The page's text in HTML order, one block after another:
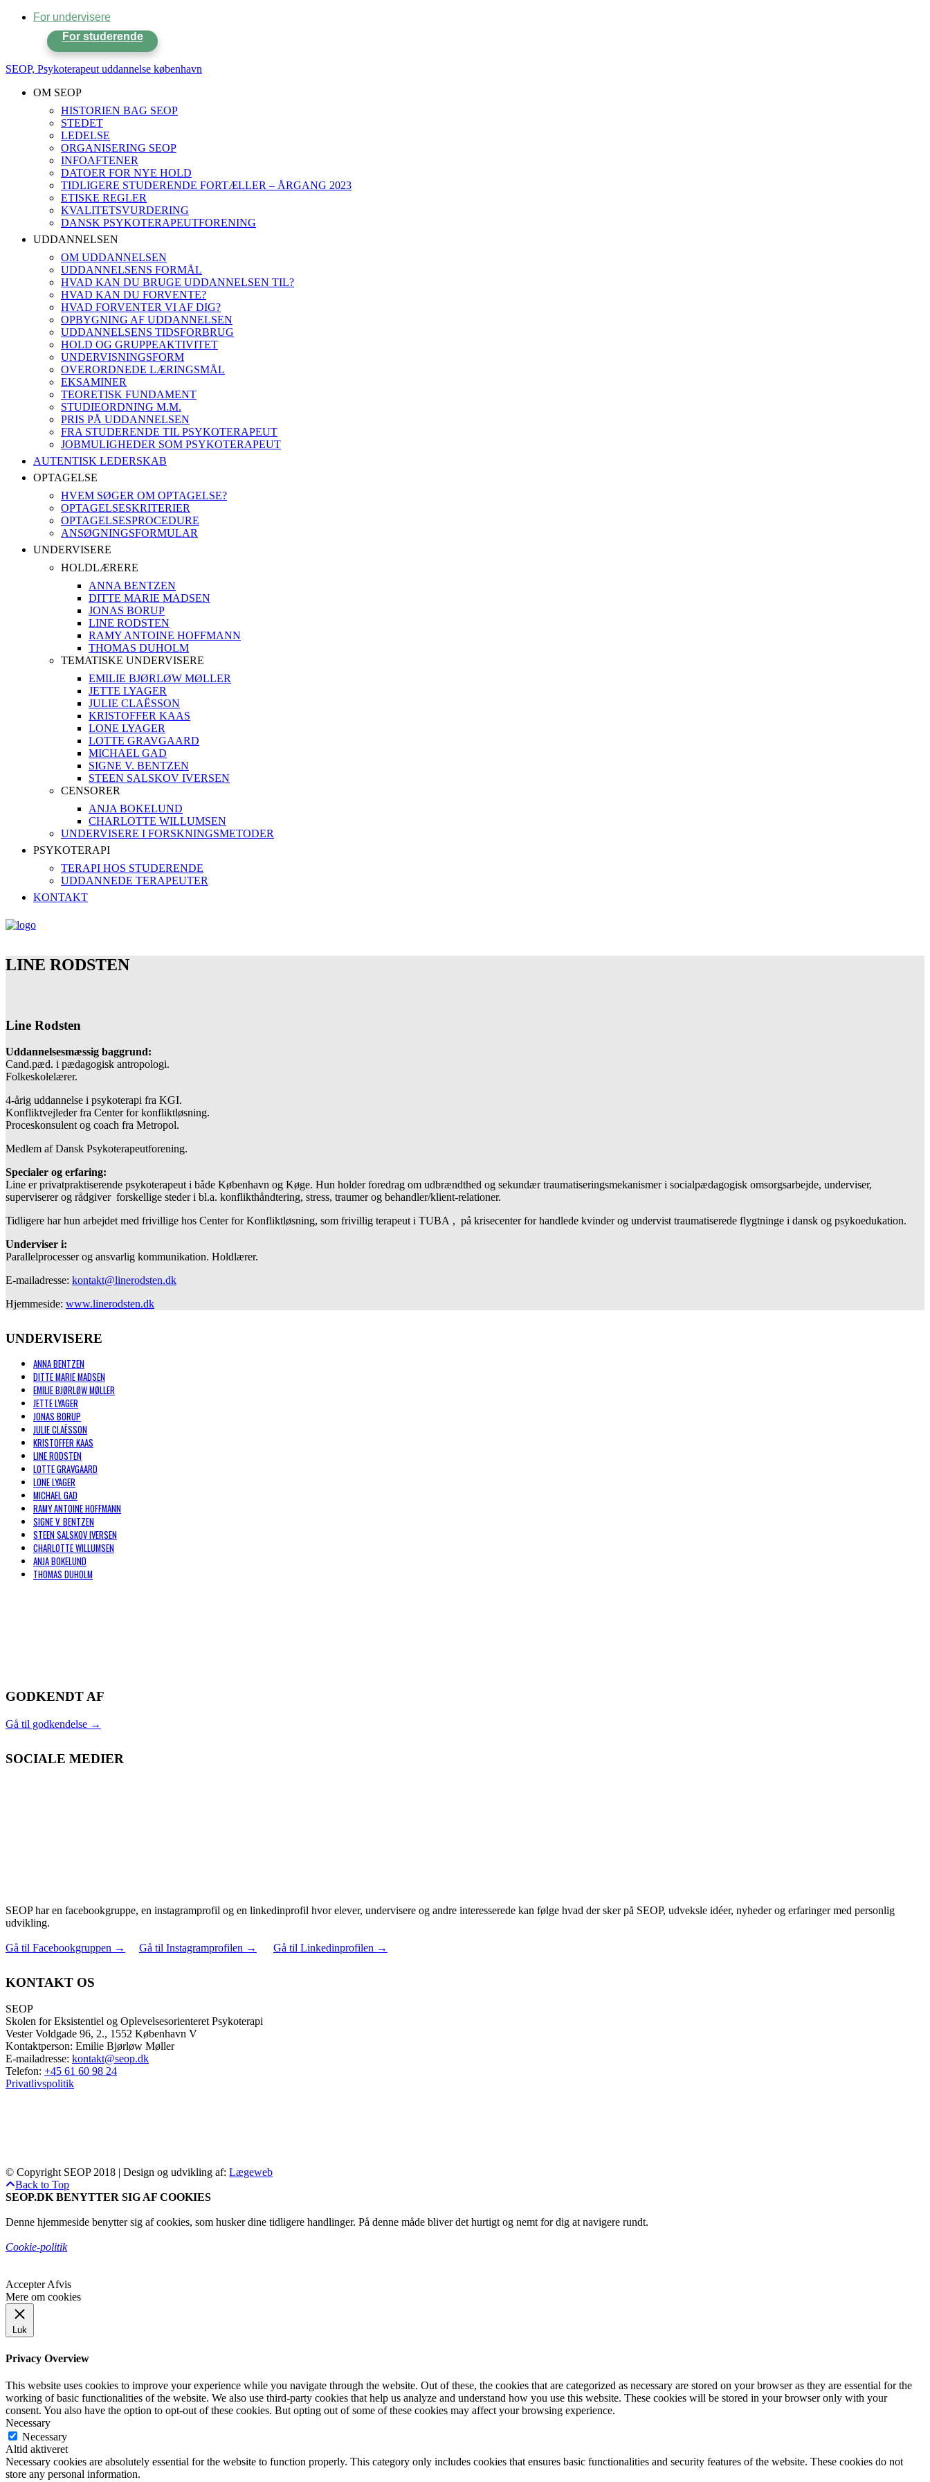
For undervisere
For studerende
SEOP, Psykoterapeut uddannelse københavn
OM SEOP
HISTORIEN BAG SEOP
STEDET
LEDELSE
ORGANISERING SEOP
INFOAFTENER
DATOER FOR NYE HOLD
TIDLIGERE STUDERENDE FORTÆLLER – ÅRGANG 2023
ETISKE REGLER
KVALITETSVURDERING
DANSK PSYKOTERAPEUTFORENING
UDDANNELSEN
OM UDDANNELSEN
UDDANNELSENS FORMÅL
HVAD KAN DU BRUGE UDDANNELSEN TIL?
HVAD KAN DU FORVENTE?
HVAD FORVENTER VI AF DIG?
OPBYGNING AF UDDANNELSEN
UDDANNELSENS TIDSFORBRUG
HOLD OG GRUPPEAKTIVITET
UNDERVISNINGSFORM
OVERORDNEDE LÆRINGSMÅL
EKSAMINER
TEORETISK FUNDAMENT
STUDIEORDNING M.M.
PRIS PÅ UDDANNELSEN
FRA STUDERENDE TIL PSYKOTERAPEUT
JOBMULIGHEDER SOM PSYKOTERAPEUT
AUTENTISK LEDERSKAB
OPTAGELSE
HVEM SØGER OM OPTAGELSE?
OPTAGELSESKRITERIER
OPTAGELSESPROCEDURE
ANSØGNINGSFORMULAR
UNDERVISERE
HOLDLÆRERE
ANNA BENTZEN
DITTE MARIE MADSEN
JONAS BORUP
LINE RODSTEN
RAMY ANTOINE HOFFMANN
THOMAS DUHOLM
TEMATISKE UNDERVISERE
EMILIE BJØRLØW MØLLER
JETTE LYAGER
JULIE CLAËSSON
KRISTOFFER KAAS
LONE LYAGER
LOTTE GRAVGAARD
MICHAEL GAD
SIGNE V. BENTZEN
STEEN SALSKOV IVERSEN
CENSORER
ANJA BOKELUND
CHARLOTTE WILLUMSEN
UNDERVISERE I FORSKNINGSMETODER
PSYKOTERAPI
TERAPI HOS STUDERENDE
UDDANNEDE TERAPEUTER
KONTAKT
LINE RODSTEN
Line Rodsten
Uddannelsesmæssig baggrund:
Cand.pæd. i pædagogisk antropologi.
Folkeskolelærer.
4-årig uddannelse i psykoterapi fra KGI.
Konfliktvejleder fra Center for konfliktløsning.
Proceskonsulent og coach fra Metropol.
Medlem af Dansk Psykoterapeutforening.
Specialer og erfaring:
Line er privatpraktiserende psykoterapeut i både København og Køge. Hun holder foredrag om udbrændthed og sekundær traumatiseringsmekanismer i socialpædagogisk omsorgsarbejde, underviser,
superviserer og rådgiver forskellige steder i bl.a. konflikthåndtering, stress, traumer og behandler/klient-relationer.
Tidligere har hun arbejdet med frivillige hos Center for Konfliktløsning, som frivillig terapeut i TUBA , på krisecenter for handlede kvinder og undervist traumatiserede flygtninge i dansk og psykoedukation.
Underviser i:
Parallelprocesser og ansvarlig kommunikation. Holdlærer.
E-mailadresse: kontakt@linerodsten.dk
Hjemmeside: www.linerodsten.dk
UNDERVISERE
ANNA BENTZEN
DITTE MARIE MADSEN
EMILIE BJØRLØW MØLLER
JETTE LYAGER
JONAS BORUP
JULIE CLAËSSON
KRISTOFFER KAAS
LINE RODSTEN
LOTTE GRAVGAARD
LONE LYAGER
MICHAEL GAD
RAMY ANTOINE HOFFMANN
SIGNE V. BENTZEN
STEEN SALSKOV IVERSEN
CHARLOTTE WILLUMSEN
ANJA BOKELUND
THOMAS DUHOLM
GODKENDT AF
Gå til godkendelse →
SOCIALE MEDIER
SEOP har en facebookgruppe, en instagramprofil og en linkedinprofil hvor elever, undervisere og andre interesserede kan følge hvad der sker på SEOP, udveksle idéer, nyheder og erfaringer med personlig
udvikling.
Gå til Facebookgruppen → Gå til Instagramprofilen → Gå til Linkedinprofilen →
KONTAKT OS
SEOP
Skolen for Eksistentiel og Oplevelsesorienteret Psykoterapi
Vester Voldgade 96, 2., 1552 København V
Kontaktperson: Emilie Bjørløw Møller
E-mailadresse: kontakt@seop.dk
Telefon: +45 61 60 98 24
Privatlivspolitik
© Copyright SEOP 2018 | Design og udvikling af: Lægeweb
Back to Top
SEOP.DK BENYTTER SIG AF COOKIES
Denne hjemmeside benytter sig af cookies, som husker dine tidligere handlinger. På denne måde bliver det hurtigt og nemt for dig at navigere rundt.
Cookie-politik
AccepterAfvis
Mere om cookies
Luk
Privacy Overview
This website uses cookies to improve your experience while you navigate through the website. Out of these, the cookies that are categorized as necessary are stored on your browser as they are essential for the
working of basic functionalities of the website. We also use third-party cookies that help us analyze and understand how you use this website. These cookies will be stored in your browser only with your
consent. You also have the option to opt-out of these cookies. But opting out of some of these cookies may affect your browsing experience.
Necessary
Necessary
Altid aktiveret
Necessary cookies are absolutely essential for the website to function properly. This category only includes cookies that ensures basic functionalities and security features of the website. These cookies do not
store any personal information.